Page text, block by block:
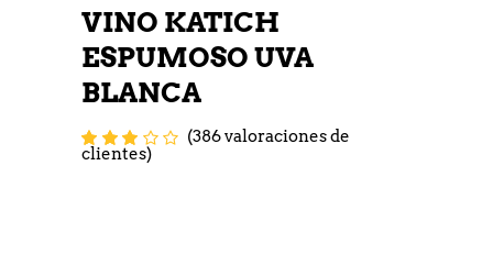
VINO KATICH
ESPUMOSO UVA
BLANCA
Valorado
con3.04
229
(386valoraciones de
clientes)